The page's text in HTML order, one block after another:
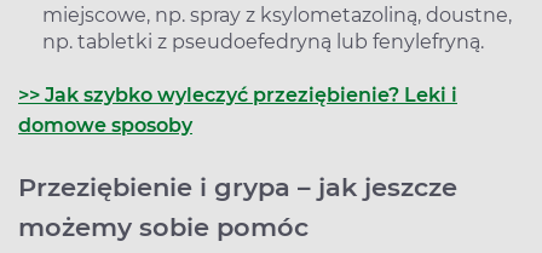
miejscowe, np. spray z ksylometazoliną, doustne,
np. tabletki z pseudoefedryną lub fenylefryną.
>> Jak szybko wyleczyć przeziębienie? Leki i
domowe sposoby
Przeziębienie i grypa – jak jeszcze
możemy sobie pomóc